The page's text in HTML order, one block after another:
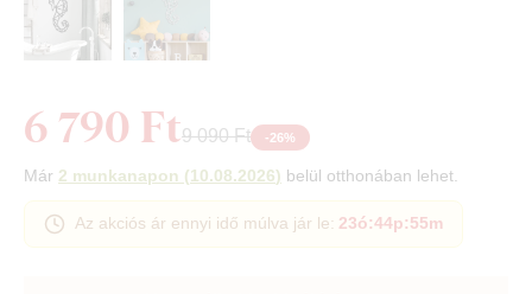
6 790 Ft9 090 Ft -26%
Már 2 munkanapon (10.08.2026) belül otthonában lehet.
Az akciós ár ennyi idő múlva jár le: 23ó:44p:54m